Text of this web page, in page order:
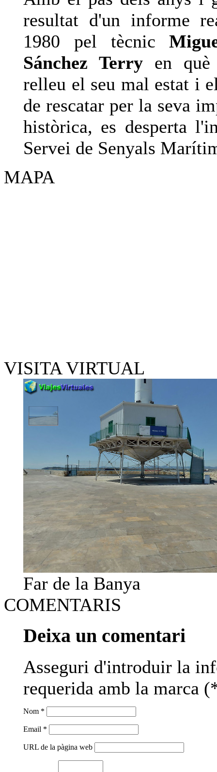
resultat d'un informe
1980 pel tècnic
Sánchez Terry en què
relleu el seu mal estat i
de rescatar per la seva
històrica, es desperta
Servei de Senyals
MAPA
VISITA VIRTUAL
Far de la Banya
COMENTARIS
Deixa un comentari
Asseguri d'introduir la
requerida amb la marca
Nom *
Email *
URL de la pàgina web